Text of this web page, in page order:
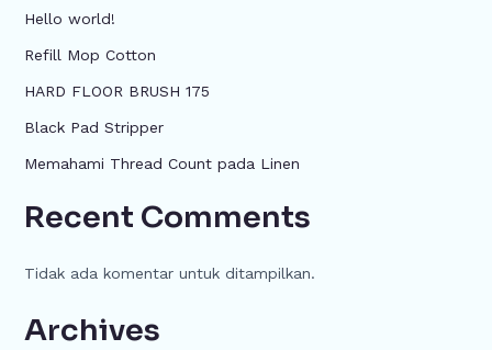
Hello world!
Refill Mop Cotton
HARD FLOOR BRUSH 175
Black Pad Stripper
Memahami Thread Count pada Linen
Recent Comments
Tidak ada komentar untuk ditampilkan.
Archives